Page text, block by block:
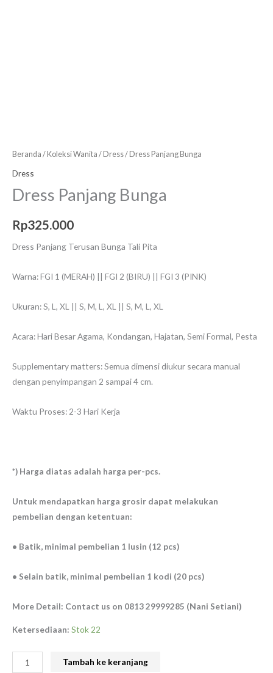
Beranda / Koleksi Wanita / Dress/ Dress Panjang Bunga
Dress
Dress Panjang Bunga
Rp325.000
Dress Panjang Terusan Bunga Tali Pita
Warna: FGI 1 (MERAH) || FGI 2 (BIRU) || FGI 3 (PINK)
Ukuran: S, L, XL || S, M, L, XL || S, M, L, XL
Acara: Hari Besar Agama, Kondangan, Hajatan, Semi Formal, Pesta
Supplementary matters: Semua dimensi diukur secara manual
dengan penyimpangan 2 sampai 4 cm.
Waktu Proses: 2-3 Hari Kerja
*) Harga diatas adalah harga per-pcs.
Untuk mendapatkan harga grosir dapat melakukan
pembelian dengan ketentuan:
• Batik, minimal pembelian 1 lusin (12 pcs)
• Selain batik, minimal pembelian 1 kodi (20 pcs)
More Detail: Contact us on 0813 29999285 (Nani Setiani)
Ketersediaan: Stok 22
Tambah ke keranjang